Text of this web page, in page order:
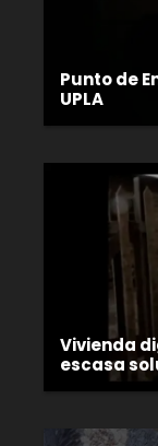
Punto de
UPLA
Vivienda
escasa